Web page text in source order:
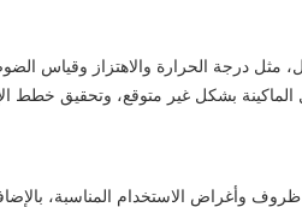
مثل درجة الحرارة والاهتزاز وقياس
بشكل غير متوقع، وتحقيق خطط
وأغراض الاستخدام المناسبة،